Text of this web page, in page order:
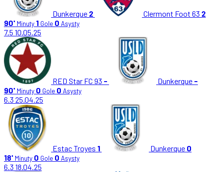
Dunkerque 2 Clermont Foot 63 2
90' Minuty 1 Gole 0 Asysty
7.5 10.05.25
RED Star FC 93 - Dunkerque -
90' Minuty 0 Gole 0 Asysty
6.3 25.04.25
Estac Troyes 1 Dunkerque 0
18' Minuty 0 Gole 0 Asysty
6.3 18.04.25